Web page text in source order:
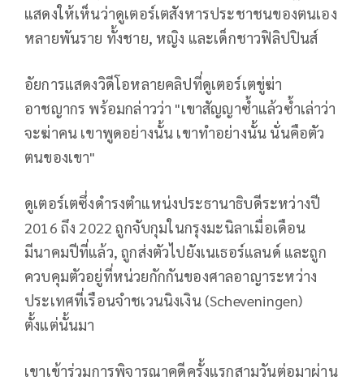
แสดงให้เห็นว่าดูเตอร์เตสังหารประชาชนของตนเอง
หลายพันราย ทั้งชาย, หญิง และเด็กชาวฟิลิปปินส์
อัยการแสดงวิดีโอหลายคลิปที่ดูเตอร์เตขู่ฆ่า
อาชญากร พร้อมกล่าวว่า "เขาสัญญาซ้ำแล้วซ้ำเล่าว่า
จะฆ่าคน เขาพูดอย่างนั้น เขาทำอย่างนั้น นั่นคือตัว
ตนของเขา"
ดูเตอร์เตซึ่งดำรงตำแหน่งประธานาธิบดีระหว่างปี
2016 ถึง 2022 ถูกจับกุมในกรุงมะนิลาเมื่อเดือน
มีนาคมปีที่แล้ว, ถูกส่งตัวไปยังเนเธอร์แลนด์ และถูก
ควบคุมตัวอยู่ที่หน่วยกักกันของศาลอาญาระหว่าง
ประเทศที่เรือนจำชเวนนิงเงิน (Scheveningen)
ตั้งแต่นั้นมา
เขาเข้าร่วมการพิจารณาคดีครั้งแรกสามวันต่อมาผ่าน